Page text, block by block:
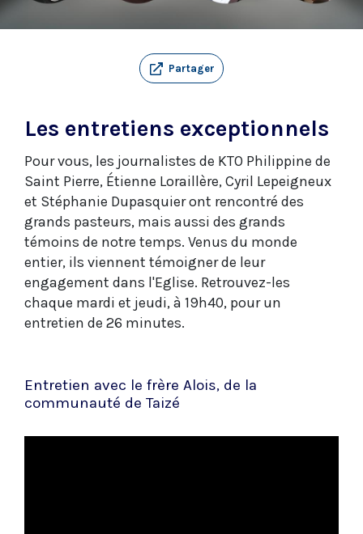
Partager
Les entretiens exceptionnels
Pour vous, les journalistes de KTO Philippine de
Saint Pierre, Étienne Loraillère, Cyril Lepeigneux
et Stéphanie Dupasquier ont rencontré des
grands pasteurs, mais aussi des grands
témoins de notre temps. Venus du monde
entier, ils viennent témoigner de leur
engagement dans l'Eglise. Retrouvez-les
chaque mardi et jeudi, à 19h40, pour un
entretien de 26 minutes.
Entretien avec le frère Alois, de la
communauté de Taizé